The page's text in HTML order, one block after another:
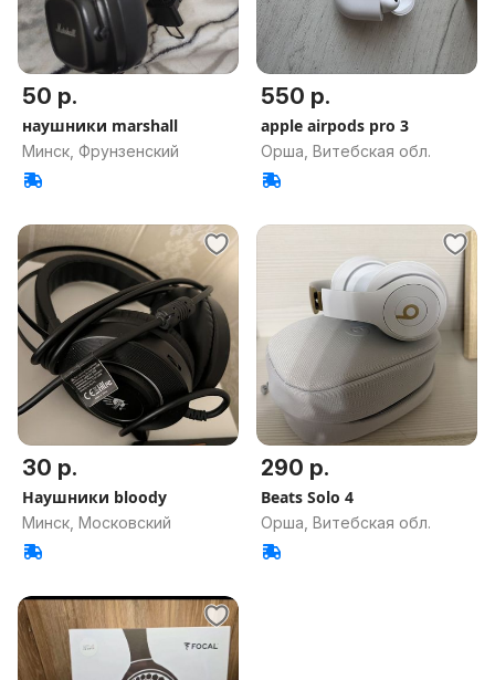
50 р.
наушники marshall
Минск, Фрунзенский
550 р.
apple airpods pro 3
Орша, Витебская обл.
30 р.
Наушники bloody
Минск, Московский
290 р.
Beats Solo 4
Орша, Витебская обл.